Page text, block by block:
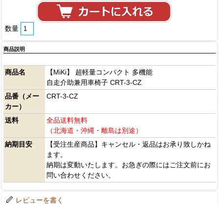
数量
商品説明
商品名
【MiKi】 超軽量コンパクト 多機能
自走介助兼用車椅子 CRT-3-CZ
品番（メー
カー）
CRT-3-CZ
送料
全品送料無料
（北海道・沖縄・離島は別途）
納期目安
【受注生産商品】キャンセル・返品はお承り致しかね
ます。
納期は変動いたします。お急ぎの際にはご注文前にお
問い合わせください。
レビューを書く